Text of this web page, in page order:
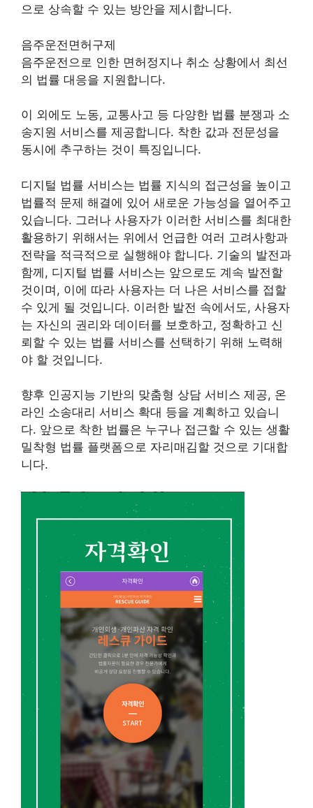
으로 상속할 수 있는 방안을 제시합니다.
음주운전면허구제
음주운전으로 인한 면허정지나 취소 상황에서 최선
의 법률 대응을 지원합니다.
이 외에도 노동, 교통사고 등 다양한 법률 분쟁과 소
송지원 서비스를 제공합니다. 착한 값과 전문성을
동시에 추구하는 것이 특징입니다.
디지털 법률 서비스는 법률 지식의 접근성을 높이고
법률적 문제 해결에 있어 새로운 가능성을 열어주고
있습니다. 그러나 사용자가 이러한 서비스를 최대한
활용하기 위해서는 위에서 언급한 여러 고려사항과
전략을 적극적으로 실행해야 합니다. 기술의 발전과
함께, 디지털 법률 서비스는 앞으로도 계속 발전할
것이며, 이에 따라 사용자는 더 나은 서비스를 접할
수 있게 될 것입니다. 이러한 발전 속에서도, 사용자
는 자신의 권리와 데이터를 보호하고, 정확하고 신
뢰할 수 있는 법률 서비스를 선택하기 위해 노력해
야 할 것입니다.
향후 인공지능 기반의 맞춤형 상담 서비스 제공, 온
라인 소송대리 서비스 확대 등을 계획하고 있습니
다. 앞으로 착한 법률은 누구나 접근할 수 있는 생활
밀착형 법률 플랫폼으로 자리매김할 것으로 기대합
니다.